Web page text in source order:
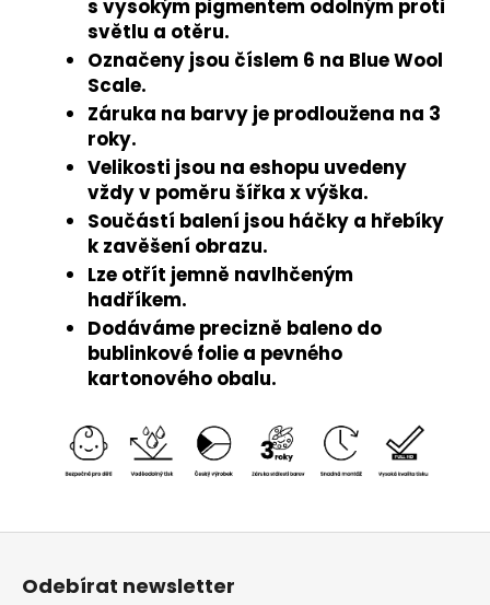
s vysokým pigmentem odolným proti
světlu a otěru.
Označeny jsou číslem 6 na Blue Wool
Scale.
Záruka na barvy je prodloužena na 3
roky.
Velikosti jsou na eshopu uvedeny
vždy v poměru šířka x výška.
Součástí balení jsou háčky a hřebíky
k zavěšení obrazu.
Lze otřít jemně navlhčeným
hadříkem.
Dodáváme precizně baleno do
bublinkové folie a pevného
kartonového obalu.
Z
Odebírat newsletter